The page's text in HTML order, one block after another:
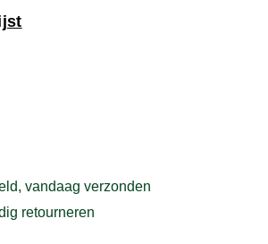
vandaag verzonden
retourneren